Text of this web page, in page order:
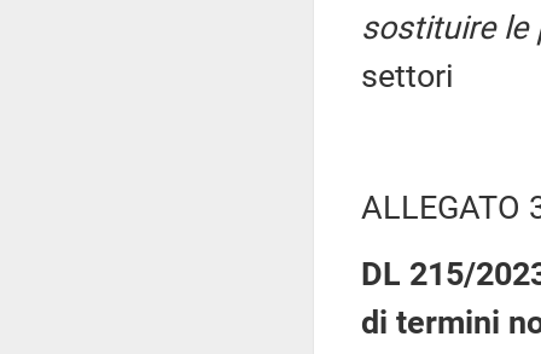
sostituire le
settori
ALLEGATO
DL 215/
di termini